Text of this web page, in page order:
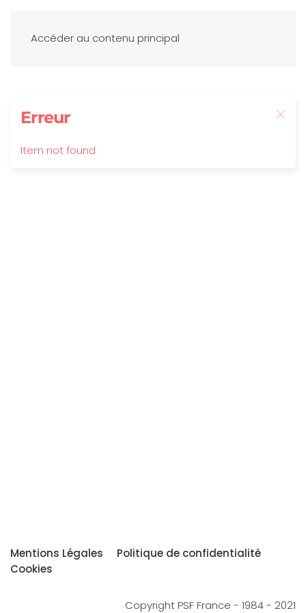
Accéder au contenu principal
Erreur
Item not found
Mentions Légales
Politique de confidentialité
Cookies
Copyright PSF France - 1984 - 2021